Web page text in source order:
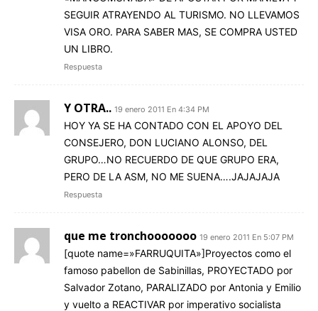
SEGUIR ATRAYENDO AL TURISMO. NO LLEVAMOS
VISA ORO. PARA SABER MAS, SE COMPRA USTED
UN LIBRO.
Respuesta
Y OTRA.. 19 enero 2011 En 4:34 PM
HOY YA SE HA CONTADO CON EL APOYO DEL
CONSEJERO, DON LUCIANO ALONSO, DEL
GRUPO…NO RECUERDO DE QUE GRUPO ERA,
PERO DE LA ASM, NO ME SUENA….JAJAJAJA
Respuesta
que me tronchooooooo 19 enero 2011 En 5:07 PM
[quote name=»FARRUQUITA»]Proyectos como el
famoso pabellon de Sabinillas, PROYECTADO por
Salvador Zotano, PARALIZADO por Antonia y Emilio
y vuelto a REACTIVAR por imperativo socialista